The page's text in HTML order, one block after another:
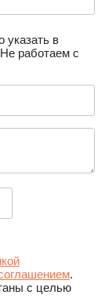
указать в
Не работаем с
.
с целью